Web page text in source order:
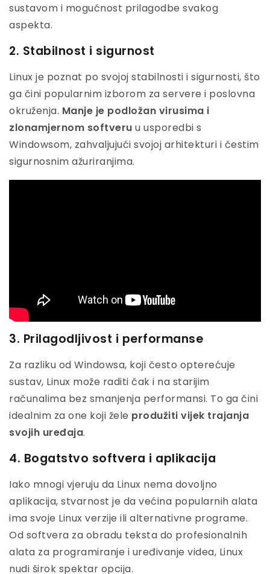
sustavom i mogućnost prilagodbe svakog
aspekta.
2. Stabilnost i sigurnost
Linux je poznat po svojoj stabilnosti i sigurnosti, što
ga čini popularnim izborom za servere i poslovna
okruženja. Manje je podložan virusima i
zlonamjernom softveru u usporedbi s
Windowsom, zahvaljujući svojoj arhitekturi i čestim
sigurnosnim ažuriranjima.
3. Prilagodljivost i performanse
Za razliku od Windowsa, koji često opterećuje
sustav, Linux može raditi čak i na starijim
računalima bez smanjenja performansi. To ga čini
idealnim za one koji žele produžiti vijek trajanja
svojih uređaja.
4. Bogatstvo softvera i aplikacija
Iako mnogi vjeruju da Linux nema dovoljno
aplikacija, stvarnost je da većina popularnih alata
ima svoje Linux verzije ili alternativne programe.
Od softvera za obradu teksta do profesionalnih
alata za programiranje i uređivanje videa, Linux
nudi širok spektar opcija.